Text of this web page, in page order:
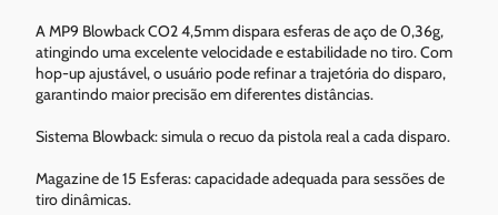
A MP9 Blowback CO2 4,5mm dispara esferas de aço de 0,36g,
atingindo uma excelente velocidade e estabilidade no tiro. Com
hop-up ajustável, o usuário pode refinar a trajetória do disparo,
garantindo maior precisão em diferentes distâncias.
Sistema Blowback: simula o recuo da pistola real a cada disparo.
Magazine de 15 Esferas: capacidade adequada para sessões de
tiro dinâmicas.